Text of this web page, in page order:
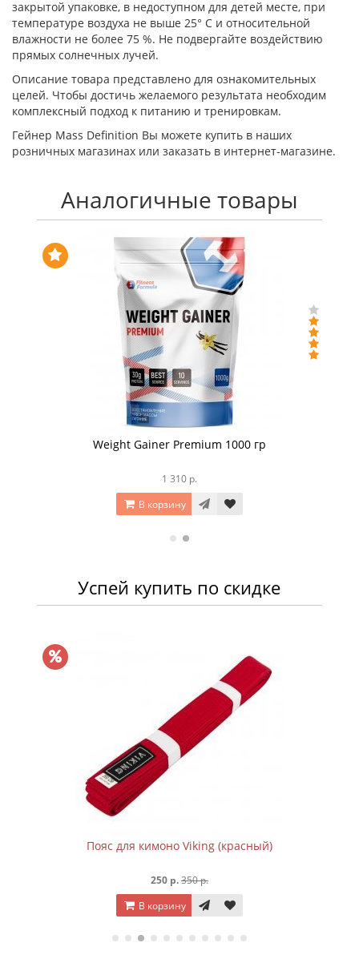
закрытой упаковке, в недоступном для детей месте, при
температуре воздуха не выше 25° С и относительной
влажности не более 75 %. Не подвергайте воздействию
прямых солнечных лучей.
Описание товара представлено для ознакомительных
целей. Чтобы достичь желаемого результата необходим
комплексный подход к питанию и тренировкам.
Гейнер Mass Definition Вы можете купить в наших
розничных магазинах или заказать в интернет-магазине.
Аналогичные товары
Weight Gainer Premium 1000 гр
В корзину
Успей купить по скидке
Пояс для кимоно Viking (красный)
250 р.350 р.
В корзину